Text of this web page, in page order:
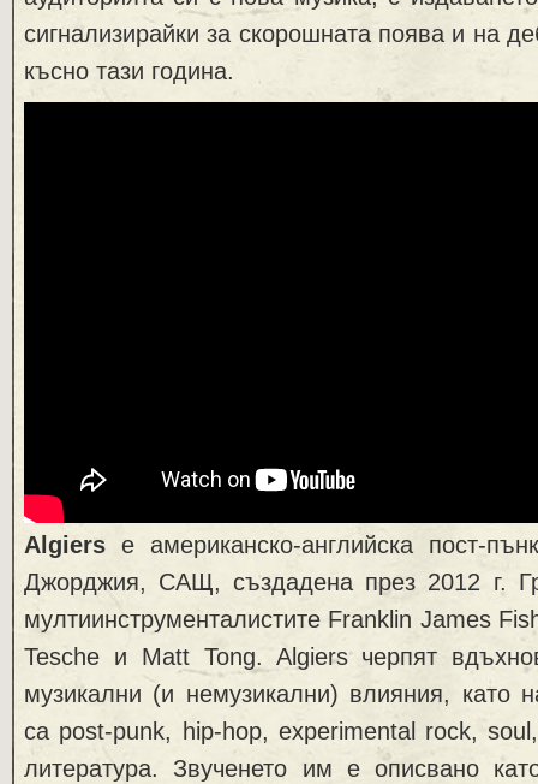
сигнализирайки за скорошната поява и на
късно тази година.
Algiers е американско-английска пост-
Джорджия, САЩ, създадена през 2012 г.
мултиинструменталистите Franklin James
Tesche и Matt Tong. Algiers черпят
музикални (и немузикални) влияния, като
са post-punk, hip-hop, experimental rock,
литература. Звученето им е описвано